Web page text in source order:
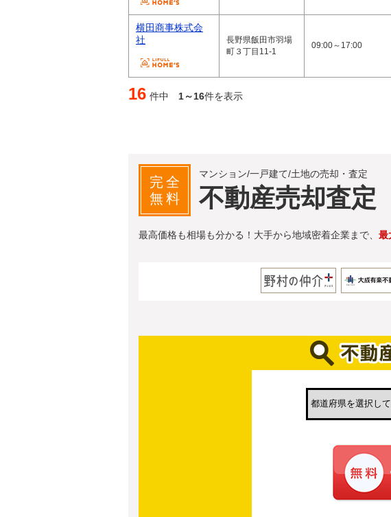
横田商事株式会
社
長野県飯田市羽場
町３丁目11-1
09:00～17:00
16 件中 1～16件を表示
完全
無料
マンション/一戸建て/土地の売却・査定
不動産売却査定
最高価格も相場も分かる！大手から地域密着企業まで、 最